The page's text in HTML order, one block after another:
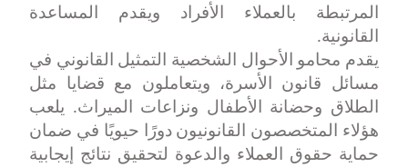
المرتبطة بالعملاء الأفراد ويقدم المساعدة
القانونية.
يقدم محامو الأحوال الشخصية التمثيل القانوني في
مسائل قانون الأسرة، ويتعاملون مع قضايا مثل
الطلاق وحضانة الأطفال ونزاعات الميراث. يلعب
هؤلاء المتخصصون القانونيون دورًا حيويًا في ضمان
حماية حقوق العملاء والدعوة لتحقيق نتائج إيجابية